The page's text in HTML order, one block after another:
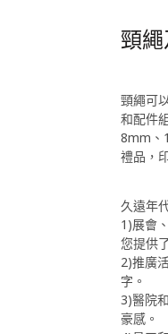
頸
頸繩可
和配件
8mm、
禮品，
久遠年
1)展會
您提供
2)推廣
字。
3)醫院
豪感。